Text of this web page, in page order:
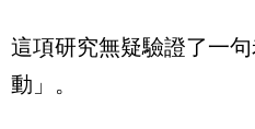
這項研究無疑驗證了一
動」。